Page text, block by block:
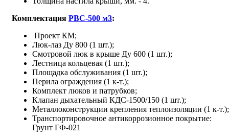
Комплектация РВС-500 м3:
Проект КМ;
Люк-лаз Ду 800 (1 шт.);
Смотровой люк в крыше Ду 600 (1 шт.);
Лестница кольцевая (1 шт.);
Площадка обслуживания (1 шт.);
Перила ограждения (1 к-т.);
Комплект люков и патрубков;
Клапан дыхательный КДС-1500/150 (1 шт.);
Металлоконструкции крепления теплоизоляции (1 к-т.);
Транспортировочное антикоррозионное покрытие:
Грунт ГФ-021